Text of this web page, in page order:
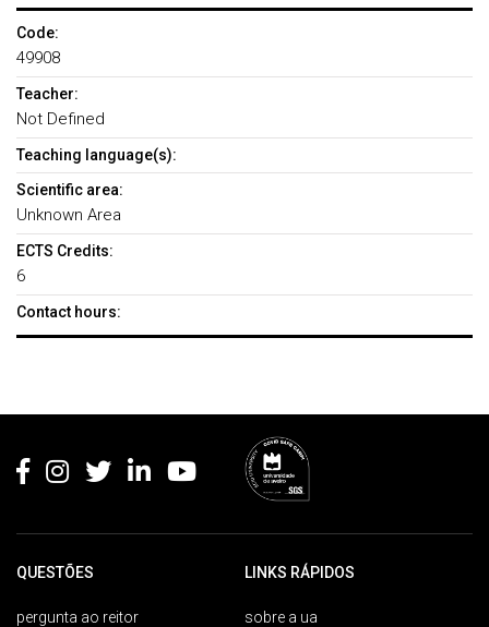
Code:
49908
Teacher:
Not Defined
Teaching language(s):
Scientific area:
Unknown Area
ECTS Credits:
6
Contact hours:
QUESTÕES
pergunta ao reitor
LINKS RÁPIDOS
sobre a ua